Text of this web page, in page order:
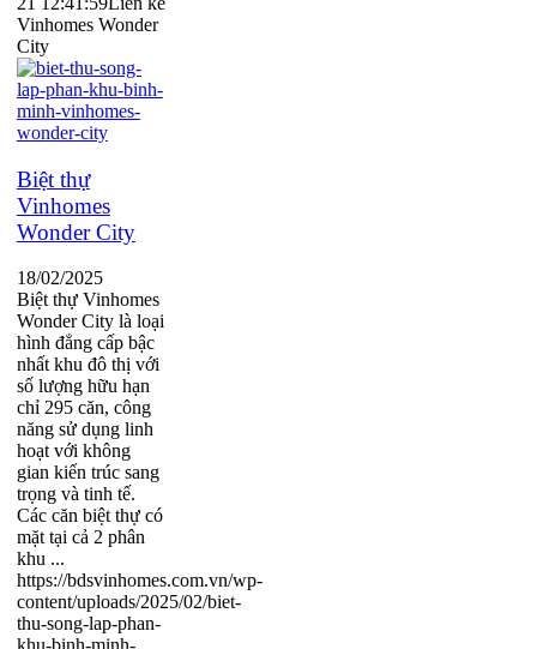
Vinhomes Wonder
City
Biệt thự
Vinhomes
Wonder City
18/02/2025
Biệt thự Vinhomes
Wonder City là loại
hình đẳng cấp bậc
nhất khu đô thị với
số lượng hữu hạn
chỉ 295 căn, công
năng sử dụng linh
hoạt với không
gian kiến trúc sang
trọng và tinh tế.
Các căn biệt thự có
mặt tại cả 2 phân
khu ...
https://bdsvinhomes.com.vn/wp-
content/uploads/2025/02/biet-
thu-song-lap-phan-